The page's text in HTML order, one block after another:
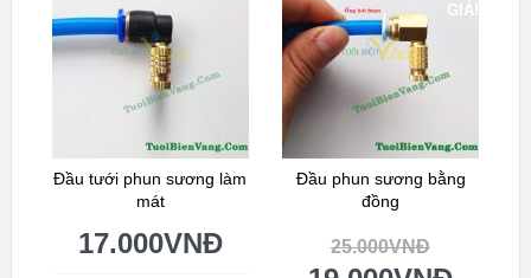
Đầu tưới phun sương làm
mát
17.000VNĐ
GIÁ!
Đầu phun sương bằng
đồng
25.000VNĐ